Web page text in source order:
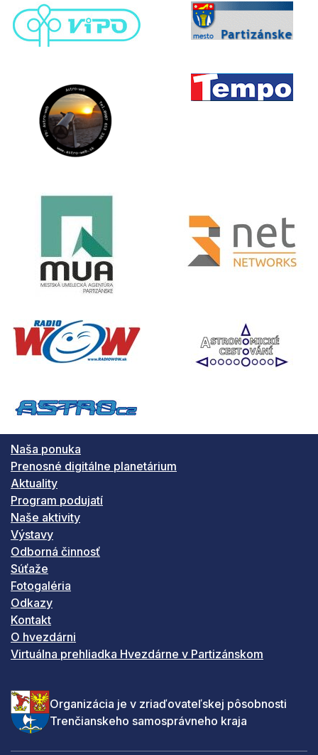
Naša ponuka
Prenosné digitálne planetárium
Aktuality
Program podujatí
Naše aktivity
Výstavy
Odborná činnosť
Súťaže
Fotogaléria
Odkazy
Kontakt
O hvezdárni
Virtuálna prehliadka Hvezdárne v Partizánskom
Organizácia je v zriaďovateľskej pôsobnosti
Trenčianskeho samosprávneho kraja